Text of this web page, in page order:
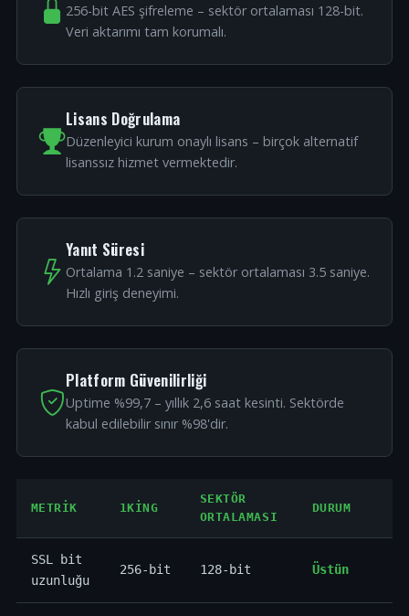
256-bit AES şifreleme – sektör ortalaması 128-bit.
Veri aktarımı tam korumalı.
Lisans Doğrulama
Düzenleyici kurum onaylı lisans – birçok alternatif
lisanssız hizmet vermektedir.
Yanıt Süresi
Ortalama 1.2 saniye – sektör ortalaması 3.5 saniye.
Hızlı giriş deneyimi.
Platform Güvenilirliği
Uptime %99,7 – yıllık 2,6 saat kesinti. Sektörde
kabul edilebilir sınır %98'dir.
METRIK 1KING
SEKTÖR
ORTALAMASI
DURUM
SSL bit
uzunluğu
256-bit 128-bit Üstün